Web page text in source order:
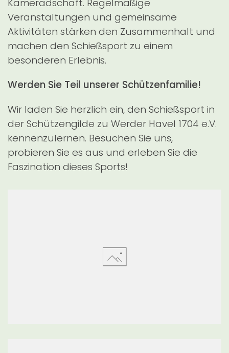
Kameradschaft. Regelmäßige
Veranstaltungen und gemeinsame
Aktivitäten stärken den Zusammenhalt und
machen den Schießsport zu einem
besonderen Erlebnis.
Werden Sie Teil unserer Schützenfamilie!
Wir laden Sie herzlich ein, den Schießsport in
der Schützengilde zu Werder Havel 1704 e.V.
kennenzulernen. Besuchen Sie uns,
probieren Sie es aus und erleben Sie die
Faszination dieses Sports!